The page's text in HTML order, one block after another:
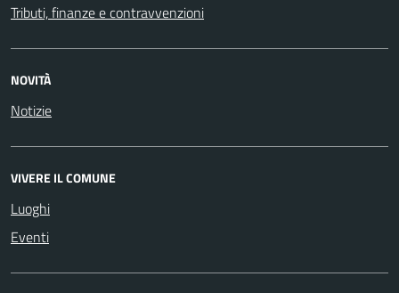
Tributi, finanze e contravvenzioni
NOVITÀ
Notizie
VIVERE IL COMUNE
Luoghi
Eventi